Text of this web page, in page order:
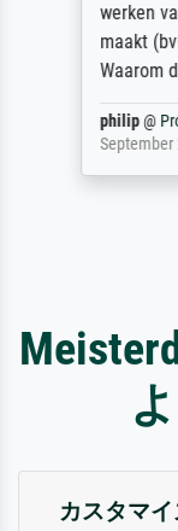
werken
maakt
Waarom
philip@
September
カスタマ